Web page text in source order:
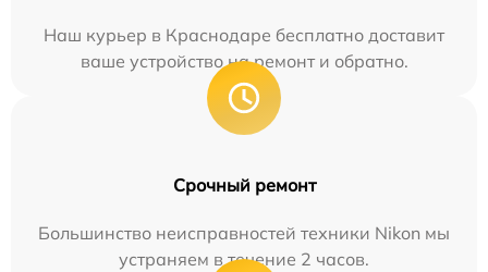
Наш курьер в Краснодаре бесплатно доставит
ваше устройство на ремонт и обратно.
Срочный ремонт
Большинство неисправностей техники Nikon мы
устраняем в течение 2 часов.